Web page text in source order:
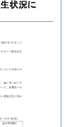
状況に